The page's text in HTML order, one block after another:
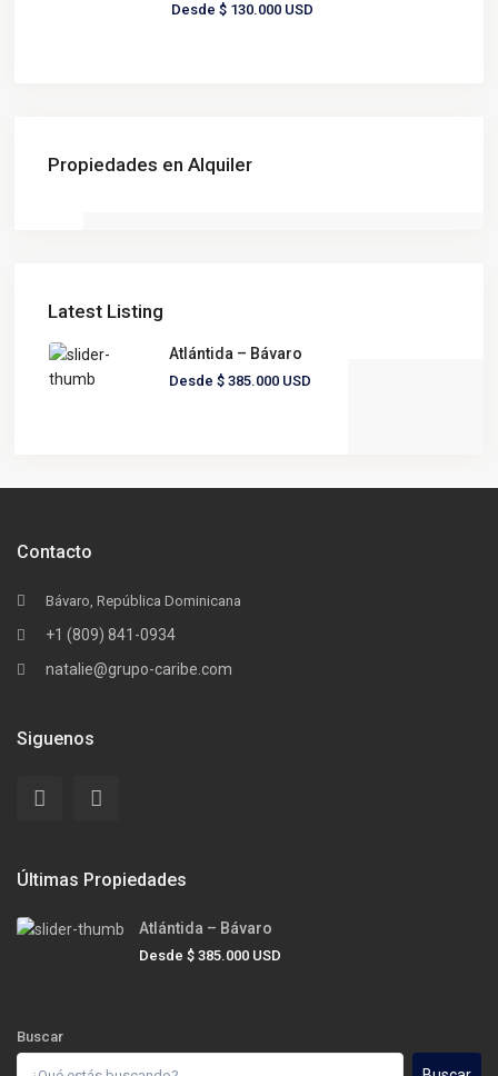
Desde $ 130.000 USD
Propiedades en Alquiler
Latest Listing
Atlántida – Bávaro
Desde $ 385.000 USD
Contacto
Bávaro, República Dominicana
+1 (809) 841-0934
natalie@grupo-caribe.com
Siguenos
Últimas Propiedades
Atlántida – Bávaro
Desde $ 385.000 USD
Buscar